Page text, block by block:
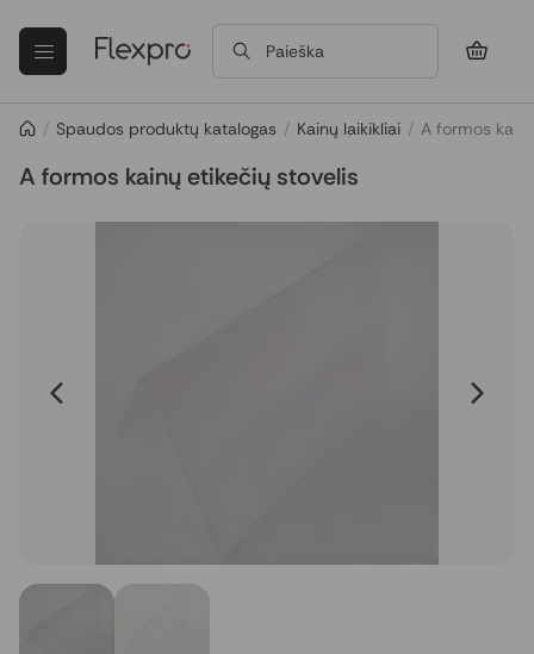
Paieška
/ Spaudos produktų katalogas / Kainų laikikliai / A formos
A formos kainų etikečių stovelis